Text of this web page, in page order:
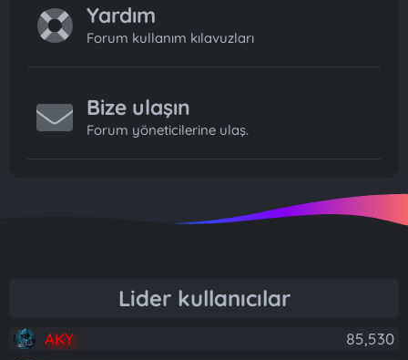
Yardım
Forum kullanım kılavuzları
Bize ulaşın
Forum yöneticilerine ulaş.
Lider kullanıcılar
AKY
85,530